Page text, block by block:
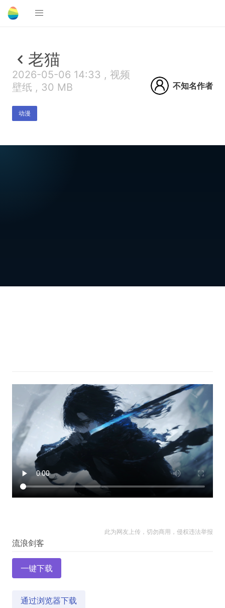
老猫
2026-05-06 14:33 , 视频
壁纸 , 30 MB
动漫
不知名作者
此为网友上传，切勿商用，侵权违法举报
一键下载
通过浏览器下载